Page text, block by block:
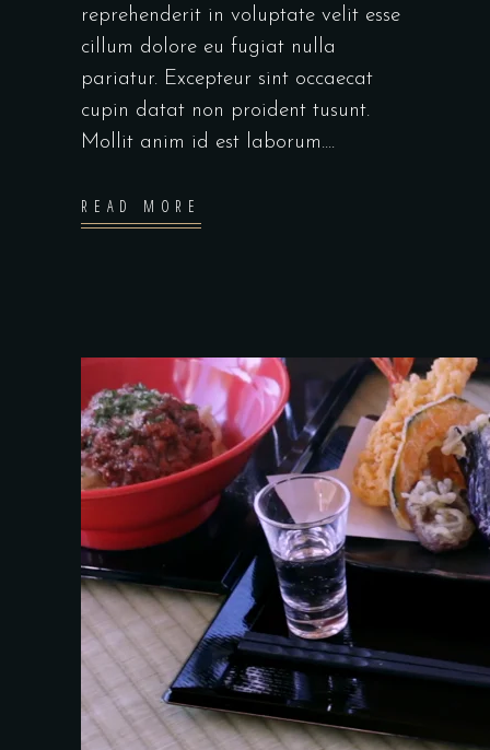
reprehenderit in voluptate velit esse
cillum dolore eu fugiat nulla
pariatur. Excepteur sint occaecat
cupin datat non proident tusunt.
Mollit anim id est laborum....
READ MORE